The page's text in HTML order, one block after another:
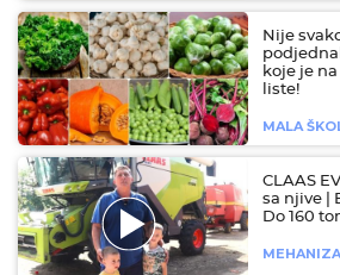
Nije
koje je
liste!
MALA
CLAAS
sa njive |
Do 160